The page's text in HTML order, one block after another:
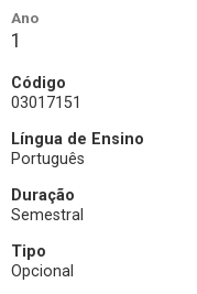
Ano
1
Código
03017151
Língua de Ensino
Português
Duração
Semestral
Tipo
Opcional